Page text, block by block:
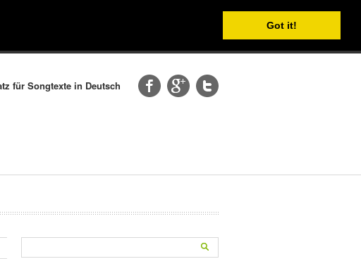
Got it!
für Songtexte in Deutsch